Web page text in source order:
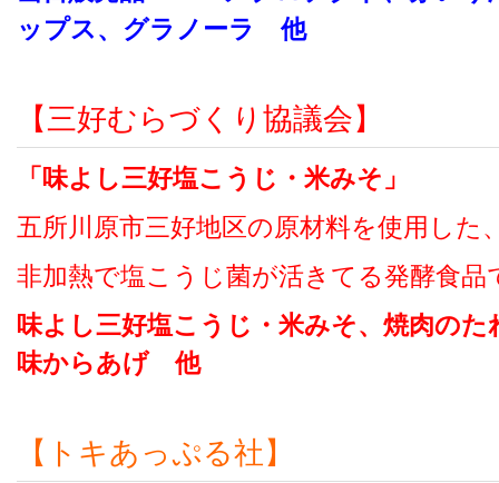
ップス、グラノーラ 他
【三好むらづくり協議会】
「味よし三好塩こうじ・米みそ」
五所川原市三好地区の原材料を使用した
非加熱で塩こうじ菌が活きてる発酵食品
味よし三好塩こうじ・米みそ、焼肉の
味からあげ 他
【トキあっぷる社】